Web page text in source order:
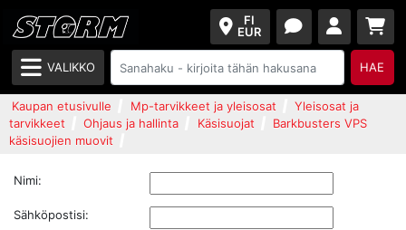
FI
EUR
VALIKKO HAE
Kaupan etusivulle Mp-tarvikkeet ja yleisosat
Yleisosat ja
tarvikkeet
Ohjaus ja hallinta Käsisuojat
Barkbusters VPS
käsisuojien muovit
Nimi:
Sähköpostisi: